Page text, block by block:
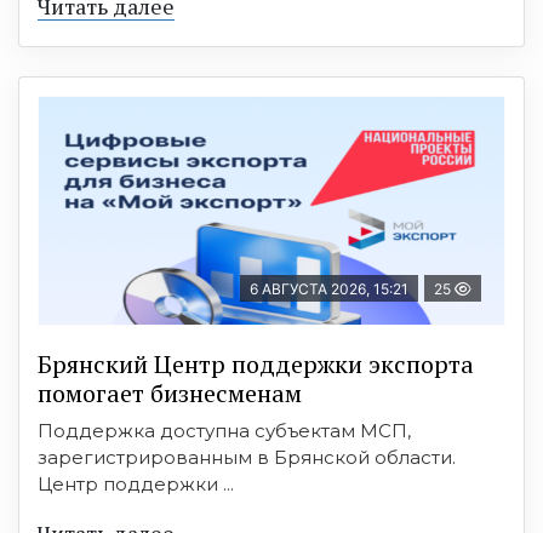
Читать далее
6 АВГУСТА 2026, 15:21 25
Брянский Центр поддержки экспорта
помогает бизнесменам
Поддержка доступна субъектам МСП,
зарегистрированным в Брянской области.
Центр поддержки ...